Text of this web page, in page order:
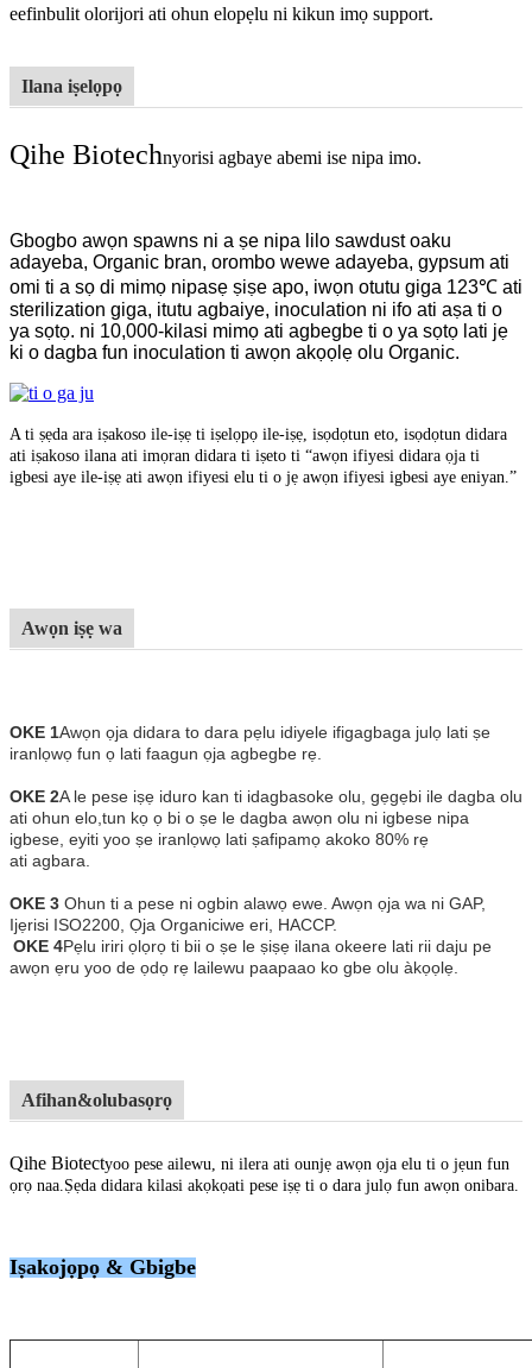
eefinbulit olorijori ati ohun elopẹlu ni kikun imọ support.
Ilana iṣelọpọ
Qihe Biotechnyorisi agbaye abemi ise nipa imo.
Gbogbo awọn spawns ni a ṣe nipa lilo sawdust oaku
adayeba, Organic bran, orombo wewe adayeba, gypsum ati
omi ti a sọ di mimọ nipasẹ ṣiṣe apo, iwọn otutu giga 123℃ ati
sterilization giga, itutu agbaiye, inoculation ni ifo ati aṣa ti o
ya sọtọ. ni 10,000-kilasi mimọ ati agbegbe ti o ya sọtọ lati jẹ
ki o dagba fun inoculation ti awọn akọọlẹ olu Organic.
A ti ṣẹda ara iṣakoso ile-iṣẹ ti iṣelọpọ ile-iṣẹ, isọdọtun eto, isọdọtun didara
ati iṣakoso ilana ati imọran didara ti iṣeto ti “awọn ifiyesi didara ọja ti
igbesi aye ile-iṣẹ ati awọn ifiyesi elu ti o jẹ awọn ifiyesi igbesi aye eniyan.”
Awọn iṣẹ wa
OKE 1Awọn ọja didara to dara pẹlu idiyele ifigagbaga julọ lati ṣe
iranlọwọ fun ọ lati faagun ọja agbegbe rẹ.
OKE 2A le pese iṣẹ iduro kan ti idagbasoke olu, gẹgẹbi ile dagba olu
ati ohun elo, tun kọ ọ bi o ṣe le dagba awọn olu ni igbese nipa
igbese, eyiti yoo ṣe iranlọwọ lati ṣafipamọ akoko 80% rẹ
ati agbara.
OKE 3 Ohun ti a pese ni ogbin alawọ ewe. Awọn ọja wa ni GAP,
Ijẹrisi ISO2200, Ọja Organiciwe eri, HACCP.
OKE 4Pẹlu iriri ọlọrọ ti bii o ṣe le ṣiṣẹ ilana okeere lati rii daju pe
awọn ẹru yoo de ọdọ rẹ lailewu paapaao ko gbe olu àkọọlẹ.
Afihan&olubasọrọ
Qihe Biotectyoo pese ailewu, ni ilera ati ounjẹ awọn ọja elu ti o jẹun fun
ọrọ naa.Ṣẹda didara kilasi akọkọati pese iṣẹ ti o dara julọ fun awọn onibara.
Iṣakojọpọ & Gbigbe